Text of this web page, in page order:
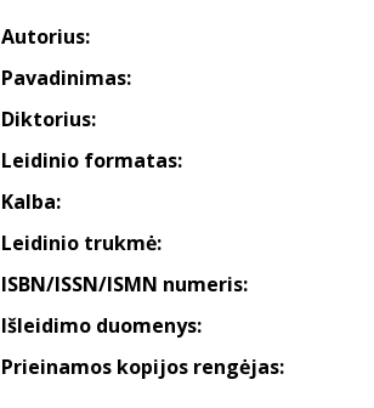
Autorius:
Pavadinimas:
Diktorius:
Leidinio formatas:
Kalba:
Leidinio trukmė:
ISBN/ISSN/ISMN numeris:
Išleidimo duomenys:
Prieinamos kopijos rengėjas: